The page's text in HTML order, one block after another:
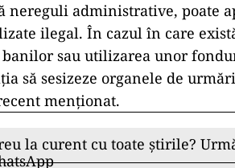
nereguli administrative, poate
ilegal. În cazul în care
sau utilizarea unor
să sesizeze organele de
menționat.
la curent cu toate știrile?